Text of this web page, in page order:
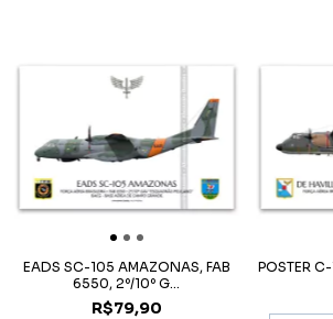
EADS SC-105 AMAZONAS, FAB
6550, 2º/10º G...
R$79,90
POSTER